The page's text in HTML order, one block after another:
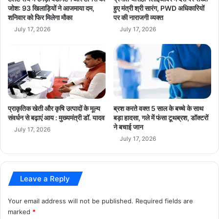
त्स
व
म्मि
लि
त
,
ए
हुं
च
प
र
भी
न
जोश: 93 खिलाड़ियों ने आजमाया दम,
शनिवार को फिर मिलेगा मौका
July 17, 2026
हुए मंत्री श्री सारंग, PWD अधिकारियों
पर की नाराजगी व्यक्त
July 17, 2026
प्राकृतिक खेती और कृषि उत्पादों के मूल्य
संवर्धन से बढ़ाएं आय : मुख्यमंत्री डॉ. यादव
July 17, 2026
ब्रश करते वक्त 5 साल के बच्चे के साथ
बड़ा हादसा, गले में फंसा टूथब्रश, डॉक्टरों
ने बचाई जान
July 17, 2026
Leave a Reply
Your email address will not be published. Required fields are
marked *